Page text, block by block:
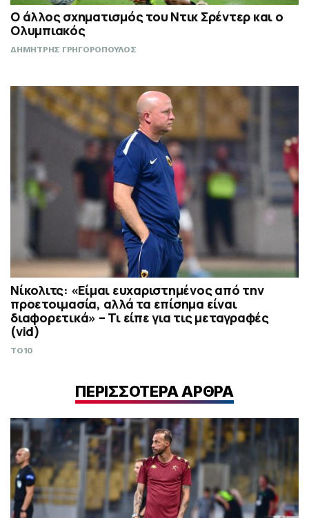
Ο άλλος σχηματισμός του Ντικ Σρέντερ και ο
Ολυμπιακός
ΔΗΜΗΤΡΗΣ ΓΡΗΓΟΡΟΠΟΥΛΟΣ
Νίκολιτς: «Είμαι ευχαριστημένος από την
προετοιμασία, αλλά τα επίσημα είναι
διαφορετικά» – Τι είπε για τις μεταγραφές
(vid)
TO10
ΠΕΡΙΣΣΟΤΕΡΑ ΑΡΘΡΑ